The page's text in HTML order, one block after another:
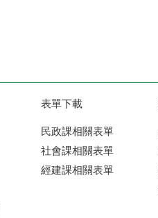
表單下載
民政課相關表單
社會課相關表單
經建課相關表單